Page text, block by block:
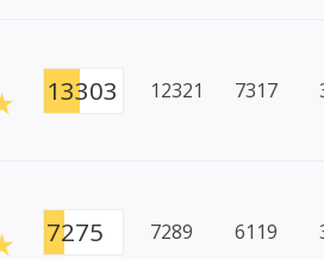
13303 12321 7317
7275 7289 6119